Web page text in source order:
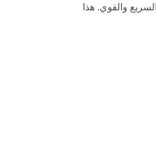
والقوي. هذا